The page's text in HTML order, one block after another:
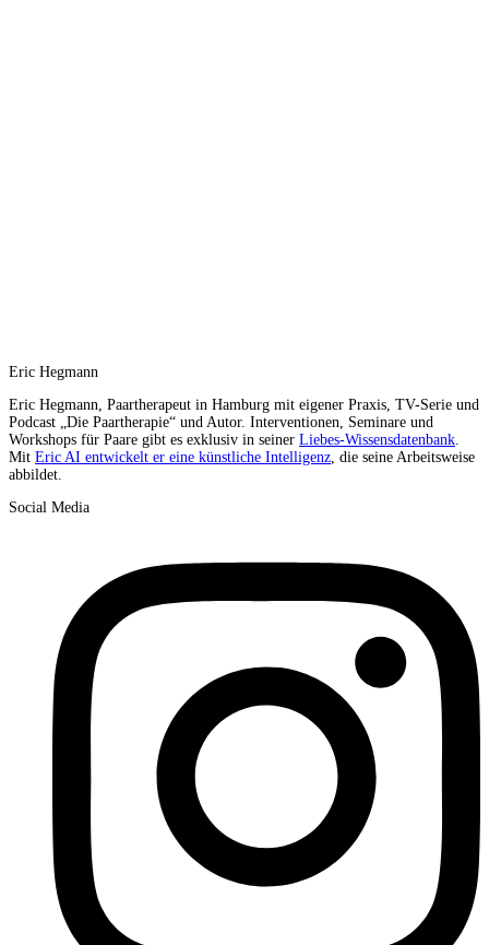
Eric Hegmann
Eric Hegmann, Paartherapeut in Hamburg mit eigener Praxis, TV-Serie und
Podcast „Die Paartherapie“ und Autor. Interventionen, Seminare und
Workshops für Paare gibt es exklusiv in seiner Liebes-Wissensdatenbank
Mit Eric AI entwickelt er eine künstliche Intelligenz , die seine Arbeitsweise
abbildet.
Social Media